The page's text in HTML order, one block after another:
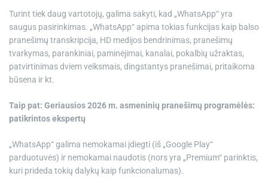
Turint tiek daug vartotojų, galima sakyti, kad „WhatsApp“ yra
saugus pasirinkimas. „WhatsApp“ apima tokias funkcijas kaip balso
pranešimų transkripcija, HD medijos bendrinimas, pranešimų
tvarkymas, parankiniai, paminėjimai, kanalai, pokalbių užraktas,
patvirtinimas dviem veiksmais, dingstantys pranešimai, pritaikoma
būsena ir kt.
Taip pat: Geriausios 2026 m. asmeninių pranešimų programėlės:
patikrintos ekspertų
„WhatsApp“ galima nemokamai įdiegti (iš „Google Play“
parduotuvės) ir nemokamai naudotis (nors yra „Premium“ parinktis,
kuri prideda tokių dalykų kaip funkcionalumas).